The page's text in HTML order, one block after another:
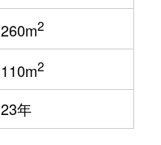
260m2
110m2
23年